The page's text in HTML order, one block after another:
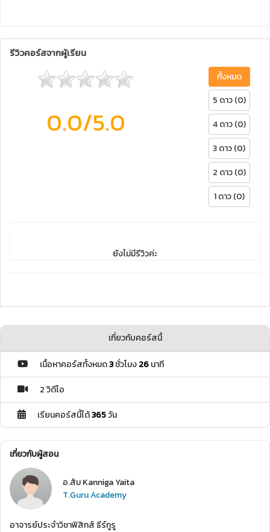
รีวิวคอร์สจากผู้เรียน
0.0/5.0
ทั้งหมด
5 ดาว (0)
4 ดาว (0)
3 ดาว (0)
2 ดาว (0)
1 ดาว (0)
ยังไม่มีรีวิวค่ะ
เกี่ยวกับคอร์สนี้
เนื้อหาคอร์สทั้งหมด3ชั่วโมง26นาที
2 วิดีโอ
เรียนคอร์สนี้ได้365วัน
เกี่ยวกับผู้สอน
อ.ส้ม Kanniga Yaita
T.Guru Academy
อาจารย์ประจำวิชาฟิสิกส์ ธีร์กูรู